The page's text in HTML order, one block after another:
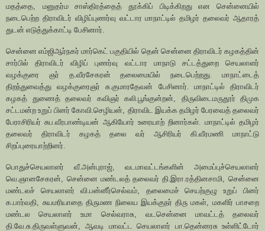
மதத்தை
மனுதர்ம சாஸ்திரத்தைத் தூக்கிப் பிடிக்கிறது என சென்னையில்
நடைபெற்ற திராவிடர் விழிப்புணர்வு வட்டார மாநாட்டில் தமிழர் தலைவர் ஆதாரத்
துடன் எடுத்துக்காட்டி பேசினார்.
சென்னை எம்ஜிஆர்நகர் மார்கெட் பகுதியில் தென் சென்னை திராவிடர் கழகத்தின்
சார்பில் திராவிடர் விழிப் புணர்வு வட்டார மாநாடு சட்டத்துறை செயலாளர்
வழக்குரை ஞர் த.வீரசேகரன் தலைமையில் நடைபெற்றது. மாநாட்டைத்
திறந்துவைத்து வழக்குரைஞர் சு.குமாரதேவன் பேசினார். மாநாட்டில் திராவிடர்
கழகத் துணைத் தலைவர் கவிஞர் கலி.பூங்குன்றன்
திருவிடைமருதூர் திமுக
சட்டமன்ற உறுப் பினர் கோவி.செழியன்
திராவிட இயக்க தமிழர் பேரவைத் தலைவர்
பேராசிரியர் சுப.வீரபாண்டியன் ஆகியோர் உரையாற் றினார்கள். மாநாட்டில் தமிழர்
தலைவர் திராவிடர் கழகத் தலை வர் ஆசிரியர் கி.வீரமணி மாநாட்டு
சிறப்புரையாற்றினர்.
பொதுச்செயலாளர் வீ.அன்புராஜ்,வடமாவட்டங்களின் அமைப்புச்செயலாளர்
வெ.ஞானசேகரன்
சென்னை மண்டலத் தலைவர் தி.இரா.ரத்தினசாமி ,சென்னை
மண்டலச் செயலாளர் வி.பன்னீர்செல்வம், தலைமைச் செயற்குழு உறுப் பினர்
க.பார்வதி
சுயமரியாதை திருமண நிலைய இயக்குநர் திரு மகள்
மகளிர் பாசறை
மண்டல செயலாளர் உமா செல்வராசு, வடசென்னை மாவட்டத் தலைவர்
தி.வே.சு.திருவள்ளுவன் ,ஆவடி மாவட்ட செயலாளர் பா.தென்னரசு உள்ளிட்டோர்